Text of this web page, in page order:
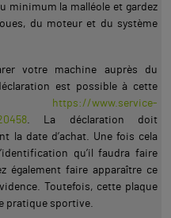
minimum la malléole et gardez
du moteur et du système
votre machine auprès du
est possible à cette
:
https://www.service-
. La déclaration doit
la date d’achat. Une fois cela
qu’il faudra faire
également faire apparaître ce
Toutefois, cette plaque
pratique sportive.